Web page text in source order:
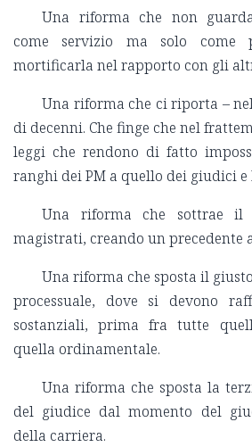
Una riforma che non
come servizio ma solo come
mortificarla nel rapporto con gli
Una riforma che ci riporta –
di decenni. Che finge che nel
leggi che rendono di fatto
ranghi dei PM a quello dei giudici e
Una riforma che sottrae
magistrati, creando un precedente
Una riforma che sposta il
processuale, dove si devono
sostanziali, prima fra tutte
quella ordinamentale.
Una riforma che sposta la
del giudice dal momento del
della carriera.